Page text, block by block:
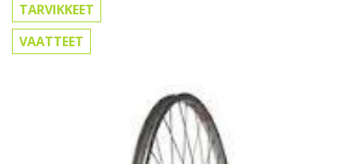
TARVIKKEET
VAATTEET